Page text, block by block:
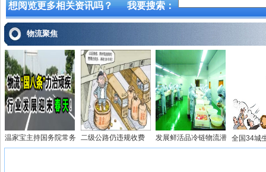
想阅览更多相关资讯吗？ 我要搜索：
物流聚焦
温家宝主持国务院常务 二级公路仍违规收费 发展鲜活品冷链物流潜 全国34城